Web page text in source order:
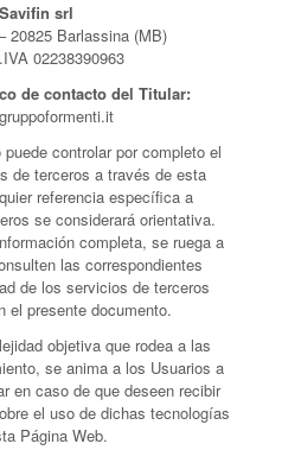
Savifin srl
20825 Barlassina (MB)
02238390963
de contacto del Titular:
controlar por completo el
de terceros a través de esta
referencia específica a
se considerará orientativa.
completa, se ruega a
las correspondientes
de los servicios de terceros
el presente documento.
objetiva que rodea a las
se anima a los Usuarios a
en caso de que deseen recibir
el uso de dichas tecnologías
Página Web.